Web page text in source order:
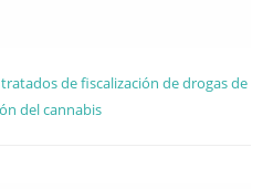
de fiscalización de drogas de
del cannabis